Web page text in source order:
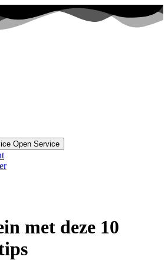
Open Service
met deze 10